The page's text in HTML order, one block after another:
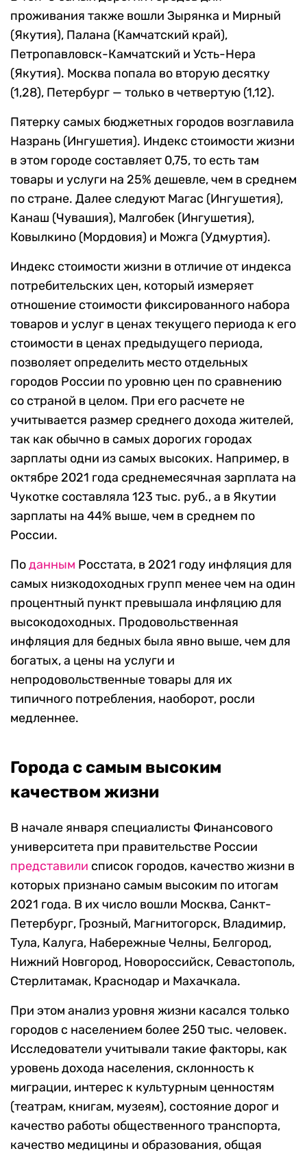
проживания также вошли Зырянка и Мирный
(Якутия), Палана (Камчатский край),
Петропавловск-Камчатский и Усть-Нера
(Якутия). Москва попала во вторую десятку
(1,28), Петербург — только в четвертую (1,12).
Пятерку самых бюджетных городов возглавила
Назрань (Ингушетия). Индекс стоимости жизни
в этом городе составляет 0,75, то есть там
товары и услуги на 25% дешевле, чем в среднем
по стране. Далее следуют Магас (Ингушетия),
Канаш (Чувашия), Малгобек (Ингушетия),
Ковылкино (Мордовия) и Можга (Удмуртия).
Индекс стоимости жизни в отличие от индекса
потребительских цен, который измеряет
отношение стоимости фиксированного набора
товаров и услуг в ценах текущего периода к его
стоимости в ценах предыдущего периода,
позволяет определить место отдельных
городов России по уровню цен по сравнению
со страной в целом. При его расчете не
учитывается размер среднего дохода жителей,
так как обычно в самых дорогих городах
зарплаты одни из самых высоких. Например, в
октябре 2021 года среднемесячная зарплата на
Чукотке составляла 123 тыс. руб., а в Якутии
зарплаты на 44% выше, чем в среднем по
России.
Поданным Росстата, в 2021 году инфляция для
самых низкодоходных групп менее чем на один
процентный пункт превышала инфляцию для
высокодоходных. Продовольственная
инфляция для бедных была явно выше, чем для
богатых, а цены на услуги и
непродовольственные товары для их
типичного потребления, наоборот, росли
медленнее.
Города с самым высоким
качеством жизни
В начале января специалисты Финансового
университета при правительстве России
представили список городов, качество жизни в
которых признано самым высоким по итогам
2021 года. В их число вошли Москва, Санкт-
Петербург, Грозный, Магнитогорск, Владимир,
Тула, Калуга, Набережные Челны, Белгород,
Нижний Новгород, Новороссийск, Севастополь,
Стерлитамак, Краснодар и Махачкала.
При этом анализ уровня жизни касался только
городов с населением более 250 тыс. человек.
Исследователи учитывали такие факторы, как
уровень дохода населения, склонность к
миграции, интерес к культурным ценностям
(театрам, книгам, музеям), состояние дорог и
качество работы общественного транспорта,
качество медицины и образования, общая